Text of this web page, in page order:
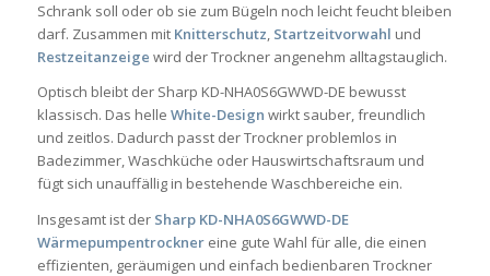
Schrank soll oder ob sie zum Bügeln noch leicht feucht bleiben
darf. Zusammen mit Knitterschutz, Startzeitvorwahl und
Restzeitanzeige wird der Trockner angenehm alltagstauglich.
Optisch bleibt der Sharp KD-NHA0S6GWWD-DE bewusst
klassisch. Das helle White-Design wirkt sauber, freundlich
und zeitlos. Dadurch passt der Trockner problemlos in
Badezimmer, Waschküche oder Hauswirtschaftsraum und
fügt sich unauffällig in bestehende Waschbereiche ein.
Insgesamt ist der Sharp KD-NHA0S6GWWD-DE
Wärmepumpentrocknereine gute Wahl für alle, die einen
effizienten, geräumigen und einfach bedienbaren Trockner